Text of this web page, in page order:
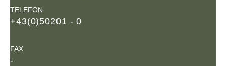
TELEFON
+43(0)50201 - 0
FAX
-